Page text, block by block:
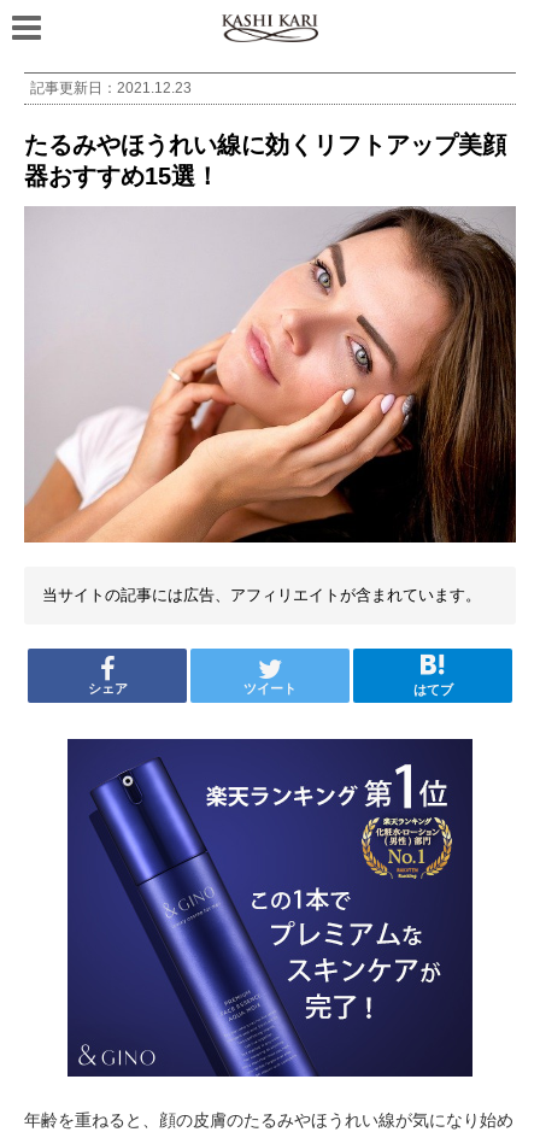
記事更新日： 2021.12.23
たるみやほうれい線に効くリフトアップ美顔
器おすすめ15選！
当サイトの記事には広告、アフィリエイトが含まれています。
シェア ツイート はてブ
年齢を重ねると、顔の皮膚のたるみやほうれい線が気になり始め